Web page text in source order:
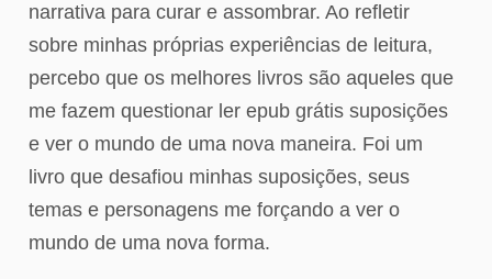
narrativa para curar e assombrar. Ao refletir
sobre minhas próprias experiências de leitura,
percebo que os melhores livros são aqueles que
me fazem questionar ler epub grátis suposições
e ver o mundo de uma nova maneira. Foi um
livro que desafiou minhas suposições, seus
temas e personagens me forçando a ver o
mundo de uma nova forma.